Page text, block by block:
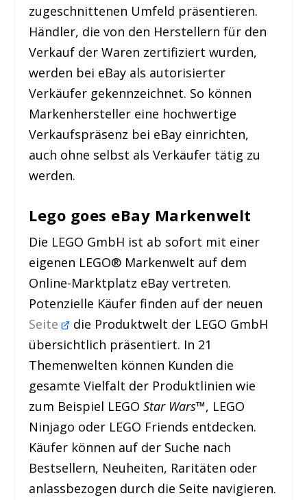
zugeschnittenen Umfeld präsentieren.
Händler, die von den Herstellern für den
Verkauf der Waren zertifiziert wurden,
werden bei eBay als autorisierter
Verkäufer gekennzeichnet. So können
Markenhersteller eine hochwertige
Verkaufspräsenz bei eBay einrichten,
auch ohne selbst als Verkäufer tätig zu
werden.
Lego goes eBay Markenwelt
Die LEGO GmbH ist ab sofort mit einer
eigenen LEGO® Markenwelt auf dem
Online-Marktplatz eBay vertreten.
Potenzielle Käufer finden auf der neuen
Seite
die Produktwelt der LEGO GmbH
übersichtlich präsentiert. In 21
Themenwelten können Kunden die
gesamte Vielfalt der Produktlinien wie
zum Beispiel LEGOStar Wars™, LEGO
Ninjago oder LEGO Friends entdecken.
Käufer können auf der Suche nach
Bestsellern, Neuheiten, Raritäten oder
anlassbezogen durch die Seite navigieren.